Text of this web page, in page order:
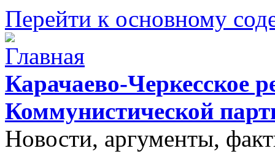
Перейти к основному
Карачаево-Черкесское
Коммунистической
Новости, аргументы,